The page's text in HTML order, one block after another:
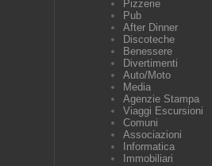
Pizzerie
Pub
After Dinner
Discoteche
Benessere
Divertimenti
Auto/Moto
Media
Agenzie Stampa
Viaggi Escursioni
Comuni
Associazioni
Informatica
Immobiliari